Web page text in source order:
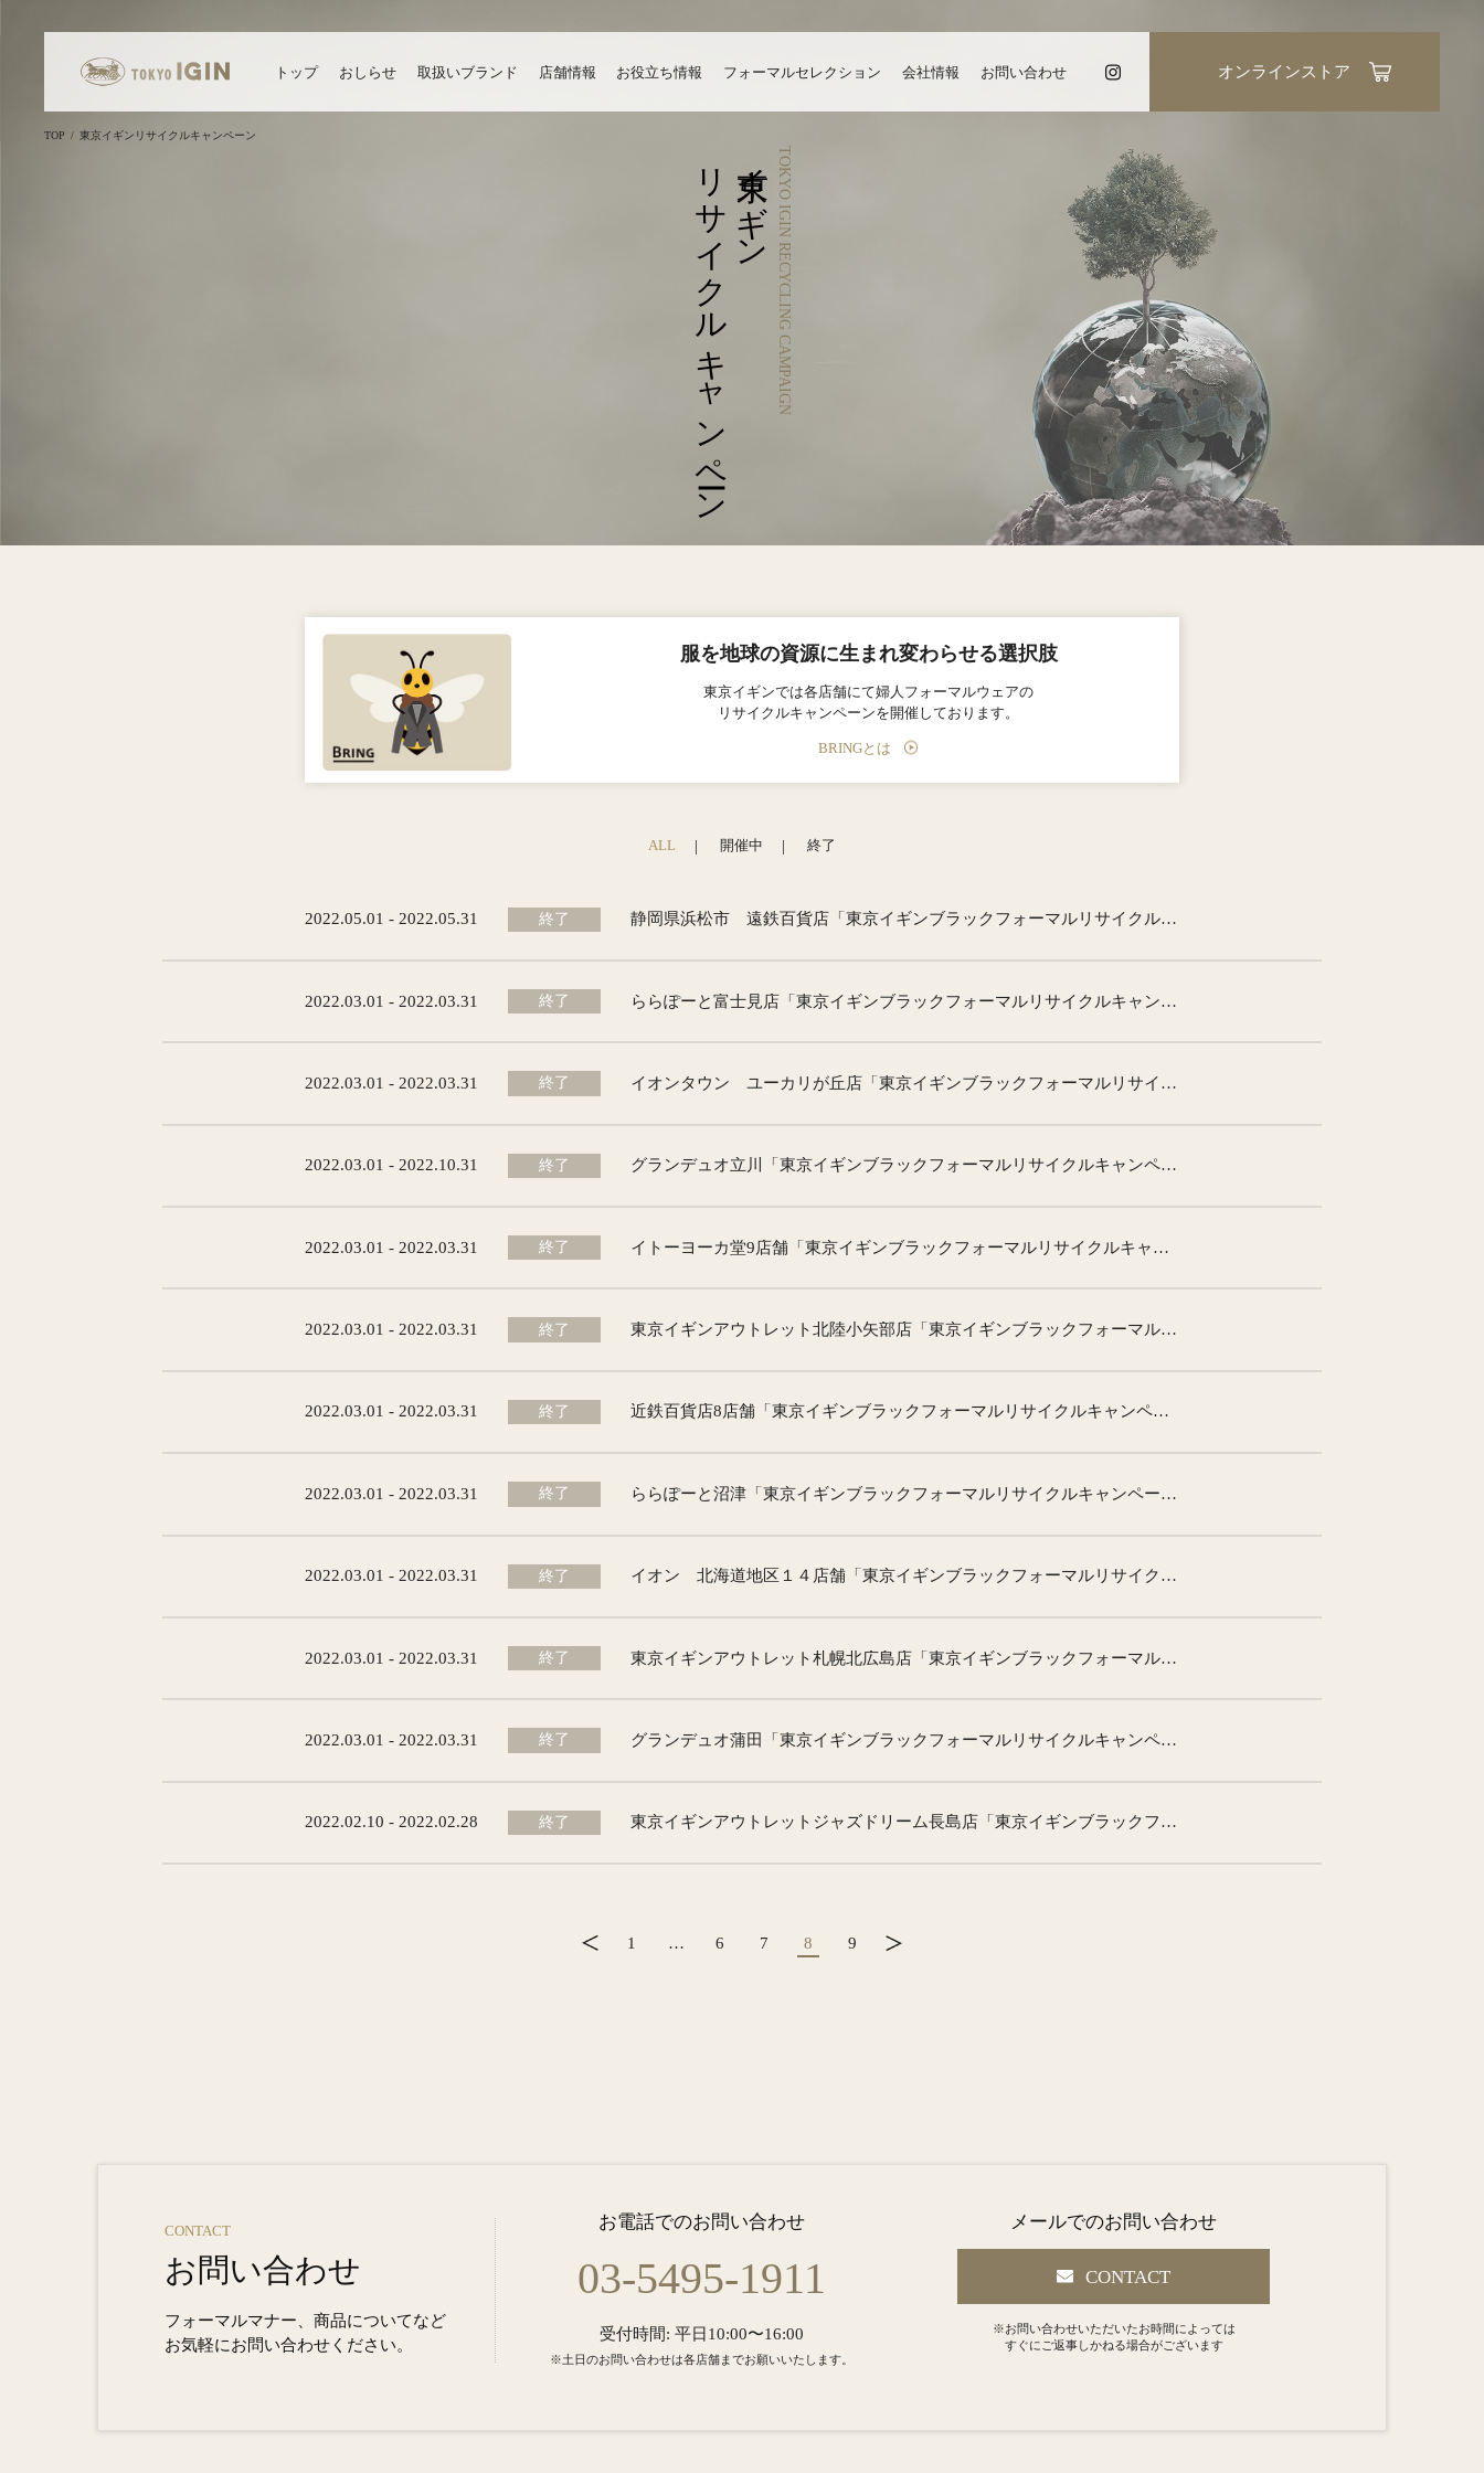
トップ おしらせ 取扱いブランド 店舗情報 お役立ち情報 フォーマルセレクション 会社情報 お問い合わせ
TOKYO IGIN RECYCLING CAMPAIGN
東京イギン
リサイクルキャンペーン
TOP 東京イギンリサイクルキャンペーン
服を地球の資源に生まれ変わらせる選択肢
東京イギンでは各店舗にて婦人フォーマルウェアの
リサイクルキャンペーンを開催しております。
BRINGとは
ALL 開催中 終了
2022.05.01 - 2022.05.31 終了 静岡県浜松市 遠鉄百貨店「東京イギンブラックフォーマルリサイクルキャンペーン」
2022.03.01 - 2022.03.31 終了 ららぽーと富士見店「東京イギンブラックフォーマルリサイクルキャンペーン」
2022.03.01 - 2022.03.31 終了 イオンタウン ユーカリが丘店「東京イギンブラックフォーマルリサイクルキャンペーン」
2022.03.01 - 2022.10.31 終了 グランデュオ立川「東京イギンブラックフォーマルリサイクルキャンペーン」
2022.03.01 - 2022.03.31 終了 イトーヨーカ堂9店舗「東京イギンブラックフォーマルリサイクルキャンペーン」
2022.03.01 - 2022.03.31 終了 東京イギンアウトレット北陸小矢部店「東京イギンブラックフォーマルリサイクルキャンペーン」
2022.03.01 - 2022.03.31 終了 近鉄百貨店8店舗「東京イギンブラックフォーマルリサイクルキャンペーン」
2022.03.01 - 2022.03.31 終了 ららぽーと沼津「東京イギンブラックフォーマルリサイクルキャンペーン」
2022.03.01 - 2022.03.31 終了 イオン 北海道地区１４店舗「東京イギンブラックフォーマルリサイクルキャンペーン」
2022.03.01 - 2022.03.31 終了 東京イギンアウトレット札幌北広島店「東京イギンブラックフォーマルリサイクルキャンペーン」
2022.03.01 - 2022.03.31 終了 グランデュオ蒲田「東京イギンブラックフォーマルリサイクルキャンペーン」
2022.02.10 - 2022.02.28 終了 東京イギンアウトレットジャズドリーム長島店「東京イギンブラックフォーマルリサイクルキャンペーン」
1 … 6 7 8 9
CONTACT
お問い合わせ
フォーマルマナー、商品についてなど
お気軽にお問い合わせください。
お電話でのお問い合わせ
03-5495-1911
受付時間: 平日10:00〜16:00
※土日のお問い合わせは各店舗までお願いいたします。
メールでのお問い合わせ
CONTACT
※お問い合わせいただいたお時間によっては
すぐにご返事しかねる場合がございます